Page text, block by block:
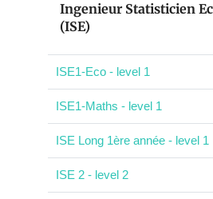
Ingenieur Statisticien
(ISE)
ISE1-Eco - level 1
ISE1-Maths - level 1
ISE Long 1ère année - level 1
ISE 2 - level 2